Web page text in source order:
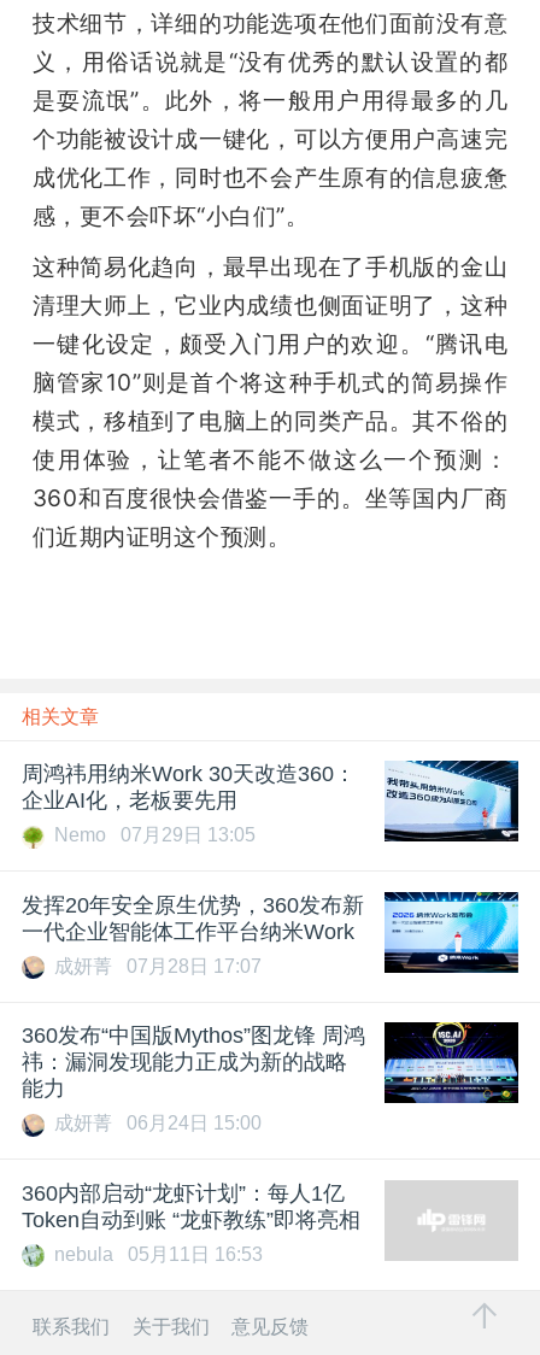
技术细节，详细的功能选项在他们面前没有意
义，用俗话说就是“没有优秀的默认设置的都
是耍流氓”。此外，将一般用户用得最多的几
个功能被设计成一键化，可以方便用户高速完
成优化工作，同时也不会产生原有的信息疲惫
感，更不会吓坏“小白们”。
这种简易化趋向，最早出现在了手机版的金山
清理大师上，它业内成绩也侧面证明了，这种
一键化设定，颇受入门用户的欢迎。“腾讯电
脑管家10”则是首个将这种手机式的简易操作
模式，移植到了电脑上的同类产品。其不俗的
使用体验，让笔者不能不做这么一个预测：
360和百度很快会借鉴一手的。坐等国内厂商
们近期内证明这个预测。
相关文章
周鸿祎用纳米Work 30天改造360：
企业AI化，老板要先用
Nemo 07月29日 13:05
发挥20年安全原生优势，360发布新
一代企业智能体工作平台纳米Work
成妍菁 07月28日 17:07
360发布“中国版Mythos”图龙锋 周鸿
祎：漏洞发现能力正成为新的战略
能力
成妍菁 06月24日 15:00
360内部启动“龙虾计划”：每人1亿
Token自动到账 “龙虾教练”即将亮相
nebula 05月11日 16:53
联系我们 关于我们 意见反馈